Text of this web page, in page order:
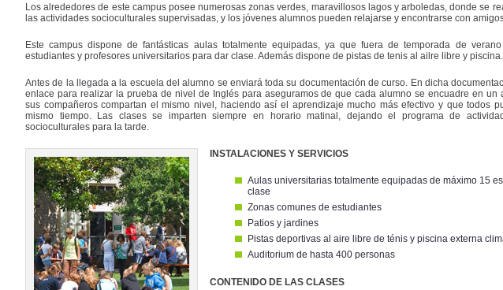
Los alrededores de este campus posee numerosas zonas verdes, maravillosos lagos y arboledas, donde se
las actividades socioculturales supervisadas, y los jóvenes alumnos pueden relajarse y encontrarse con
Este campus dispone de fantásticas aulas totalmente equipadas, ya que fuera de temporada de
estudiantes y profesores universitarios para dar clase. Además dispone de pistas de tenis al ailre libre y piscina.
Antes de la llegada a la escuela del alumno se enviará toda su documentación de curso. En dicha
enlace para realizar la prueba de nivel de Inglés para aseguramos de que cada alumno se encuadre en un
sus compañeros compartan el mismo nivel, haciendo así el aprendizaje mucho más efectivo y que todos
mismo tiempo. Las clases se imparten siempre en horario matinal, dejando el programa de
socioculturales para la tarde.
INSTALACIONES Y SERVICIOS
Aulas universitarias totalmente equipadas de máximo 15
clase
Zonas comunes de estudiantes
Patios y jardines
Pistas deportivas al aire libre de ténis y piscina externa
Auditorium de hasta 400 personas
CONTENIDO DE LAS CLASES